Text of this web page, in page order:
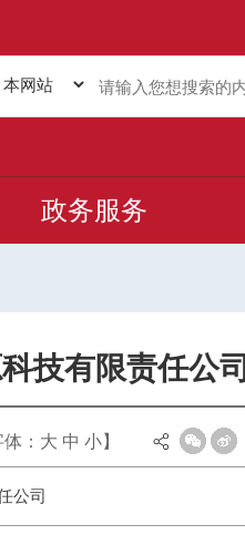
政务服务
技有限责任公司
体： 大 中 小】
公司